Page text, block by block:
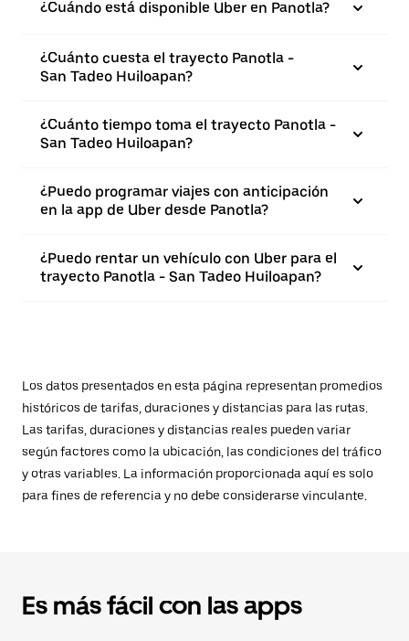
¿Cuándo está disponible Uber en Panotla?
¿Cuánto cuesta el trayecto Panotla -
San Tadeo Huiloapan?
¿Cuánto tiempo toma el trayecto Panotla -
San Tadeo Huiloapan?
¿Puedo programar viajes con anticipación
en la app de Uber desde Panotla?
¿Puedo rentar un vehículo con Uber para el
trayecto Panotla - San Tadeo Huiloapan?
Los datos presentados en esta página representan promedios
históricos de tarifas, duraciones y distancias para las rutas.
Las tarifas, duraciones y distancias reales pueden variar
según factores como la ubicación, las condiciones del tráfico
y otras variables. La información proporcionada aquí es solo
para fines de referencia y no debe considerarse vinculante.
Es más fácil con las apps